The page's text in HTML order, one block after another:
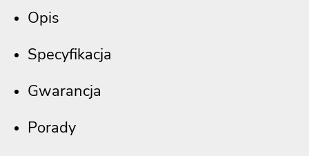
Opis
Specyfikacja
Gwarancja
Porady